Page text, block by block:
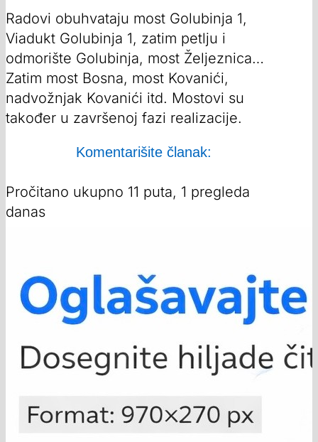
Radovi obuhvataju most Golubinja 1,
Viadukt Golubinja 1, zatim petlju i
odmorište Golubinja, most Željeznica…
Zatim most Bosna, most Kovanići,
nadvožnjak Kovanići itd. Mostovi su
također u završenoj fazi realizacije.
Komentarišite članak:
Pročitano ukupno 11 puta, 1 pregleda
danas